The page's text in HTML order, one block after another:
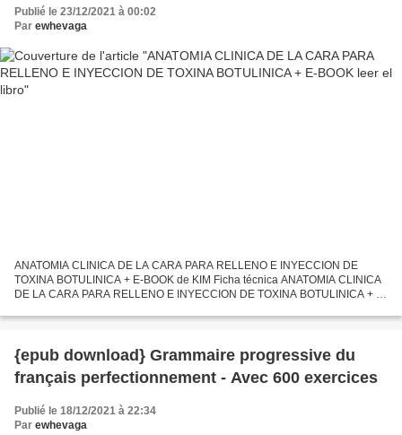
Publié le 23/12/2021 à 00:02
Par ewhevaga
ANATOMIA CLINICA DE LA CARA PARA RELLENO E INYECCION DE
TOXINA BOTULINICA + E-BOOK de KIM Ficha técnica ANATOMIA CLINICA
DE LA CARA PARA RELLENO E INYECCION DE TOXINA BOTULINICA + E-
ePub,...
{epub download} Grammaire progressive du
français perfectionnement - Avec 600 exercices
Publié le 18/12/2021 à 22:34
Par ewhevaga